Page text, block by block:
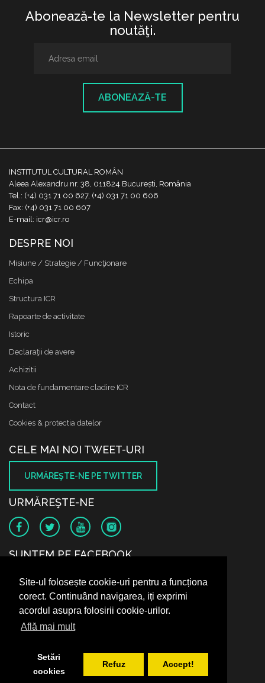
Site-ul folosește cookie-uri pentru a funcționa
corect. Continuând navigarea, iți exprimi
acordul asupra folosirii cookie-urilor.
Află mai mult
Setări
cookies
Refuz Accept!
Abonează-te la Newsletter pentru
noutăţi.
ABONEAZĂ-TE
INSTITUTUL CULTURAL ROMÂN
Aleea Alexandru nr. 38, 011824 București, România
Tel.: (+4) 031 71 00 627, (+4) 031 71 00 606
Fax: (+4) 031 71 00 607
E-mail: icr@icr.ro
DESPRE NOI
Misiune / Strategie / Funcţionare
Echipa
Structura ICR
Rapoarte de activitate
Istoric
Declaraţii de avere
Achizitii
Nota de fundamentare cladire ICR
Contact
Cookies & protectia datelor
CELE MAI NOI TWEET-URI
URMĂREŞTE-NE PE TWITTER
URMĂREŞTE-NE
SUNTEM PE FACEBOOK